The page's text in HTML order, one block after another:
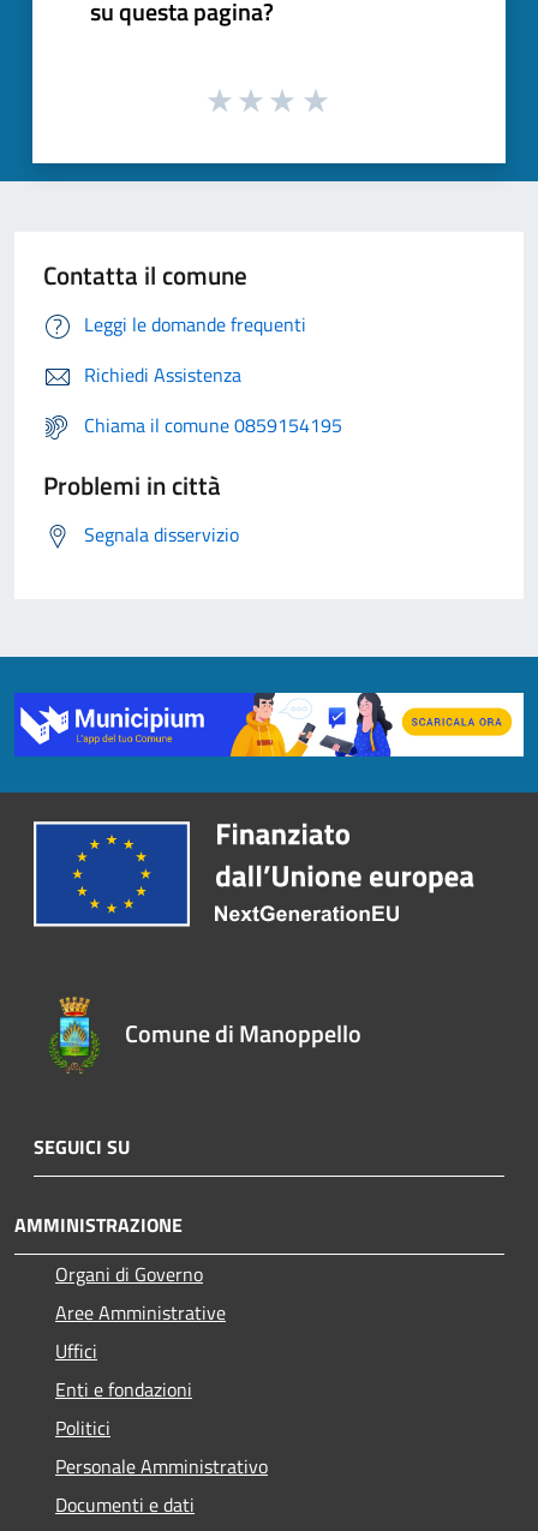
su questa pagina?
Contatta il comune
Leggi le domande frequenti
Richiedi Assistenza
Chiama il comune 0859154195
Problemi in città
Segnala disservizio
Comune di Manoppello
SEGUICI SU
AMMINISTRAZIONE
Organi di Governo
Aree Amministrative
Uffici
Enti e fondazioni
Politici
Personale Amministrativo
Documenti e dati